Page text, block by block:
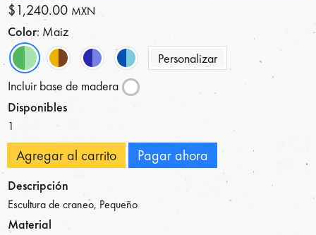
$1,240.00 MXN
Color: Maiz
Personalizar
Incluir base de madera
Disponibles
1
Agregar al carrito Pagar ahora
Descripción
Escultura de craneo, Pequeño
Material